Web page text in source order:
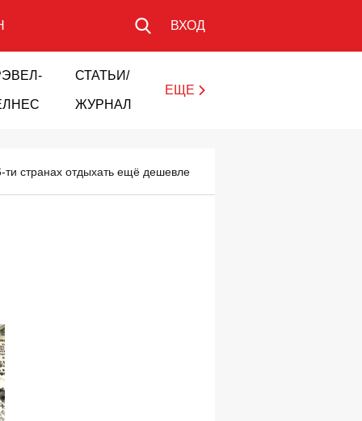
ВХОД
СТАТЬИ/
ЖУРНАЛ
ЕЩЕ
ти странах отдыхать ещё дешевле